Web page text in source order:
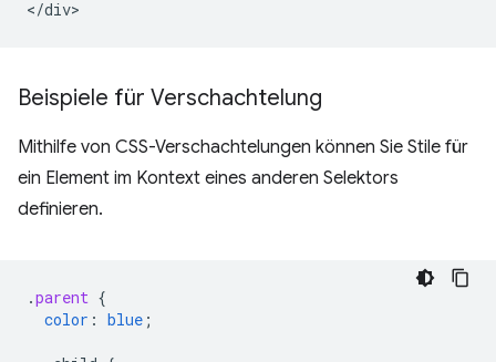
Beispiele für Verschachtelung
Mithilfe von CSS-Verschachtelungen können Sie Stile für
ein Element im Kontext eines anderen Selektors
definieren.
.parent {
color : blue ;